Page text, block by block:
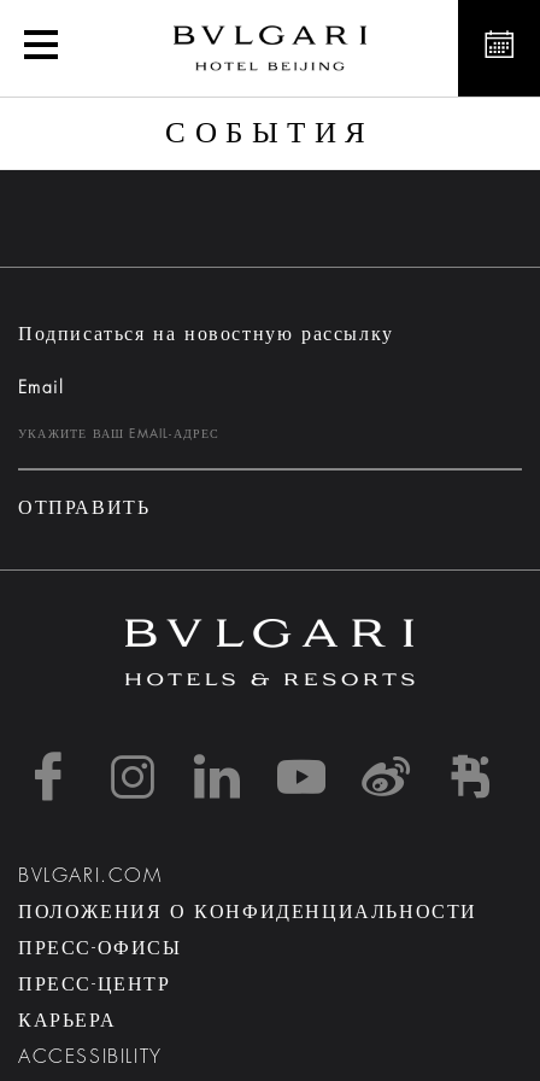
События
СОБЫТИЯ
Подписаться на новостную рассылку
Email
ОТПРАВИТЬ
https://https://https://
https://
BVLGARI.COM
ПОЛОЖЕНИЯ О КОНФИДЕНЦИАЛЬНОСТИ
ПРЕСС-ОФИСЫ
ПРЕСС-ЦЕНТР
КАРЬЕРА
ACCESSIBILITY